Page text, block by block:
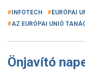
INFOTECH EURÓPAI
AZ EURÓPAI UNIÓ
Önjavító